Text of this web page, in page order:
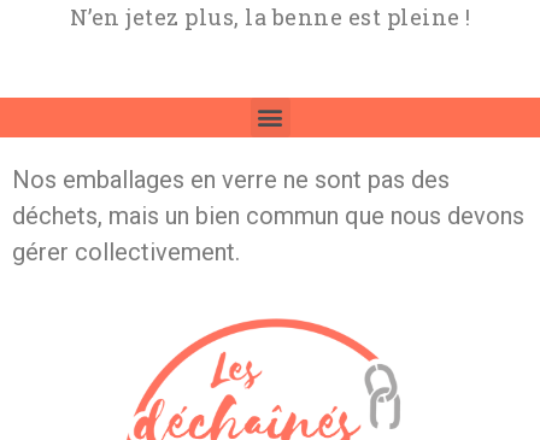
N’en jetez plus, la benne est pleine !
Nos emballages en verre ne sont pas des
déchets, mais un bien commun que nous devons
gérer collectivement.